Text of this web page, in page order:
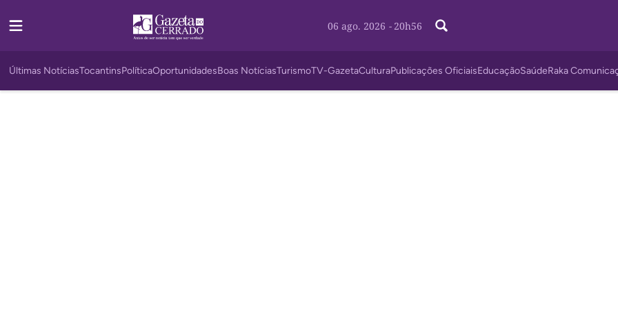
06 ago. 2026 - 20h56
Últimas NotíciasTocantinsPolíticaOportunidadesBoas NotíciasTurismoTV-GazetaCulturaPublicações OficiaisEducaçãoSaúdeRaka